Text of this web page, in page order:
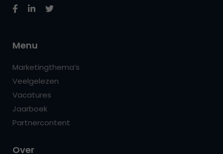
Menu
Marketingthema’s
Veelgelezen
Vacatures
Jaarboek
Partnercontent
Over